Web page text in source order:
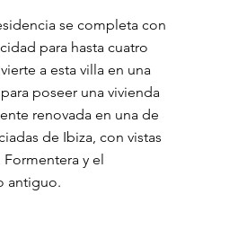
se completa con
para hasta cuatro
a esta villa en una
poseer una vivienda
renovada en una de
de Ibiza, con vistas
y el
antiguo.